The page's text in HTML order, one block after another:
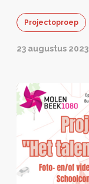
Projectoproep
23 augustus 2023